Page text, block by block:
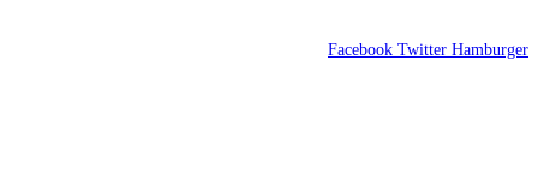
Facebook Twitter Hamburger